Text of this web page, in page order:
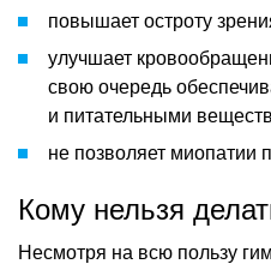
повышает остроту
улучшает
свою очередь
и питательными
не позволяет миопатии
Кому нельзя
Несмотря на всю пользу